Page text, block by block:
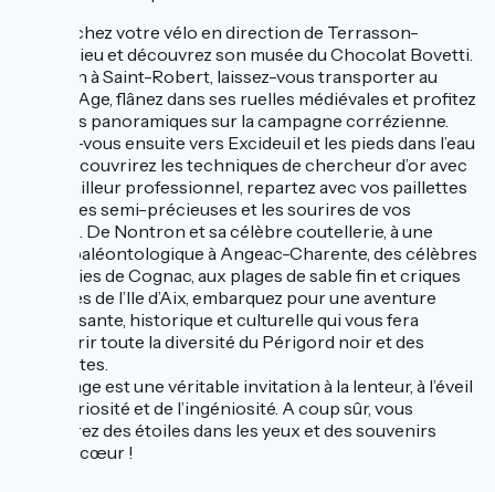
Enfourchez votre vélo en direction de Terrasson-
Lavilledieu et découvrez son musée du Chocolat Bovetti.
Non loin à Saint-Robert, laissez-vous transporter au
Moyen Age, flânez dans ses ruelles médiévales et profitez
des vues panoramiques sur la campagne corrézienne.
Dirigez-vous ensuite vers Excideuil et les pieds dans l’eau
vous découvrirez les techniques de chercheur d’or avec
un orpailleur professionnel, repartez avec vos paillettes
et pierres semi-précieuses et les sourires de vos
enfants. De Nontron et sa célèbre coutellerie, à une
fouille paléontologique à Angeac-Charente, des célèbres
distilleries de Cognac, aux plages de sable fin et criques
sauvages de l’Ile d’Aix, embarquez pour une aventure
divertissante, historique et culturelle qui vous fera
découvrir toute la diversité du Périgord noir et des
Charentes.
Ce voyage est une véritable invitation à la lenteur, à l’éveil
de la curiosité et de l’ingéniosité. A coup sûr, vous
repartirez des étoiles dans les yeux et des souvenirs
plein le cœur !